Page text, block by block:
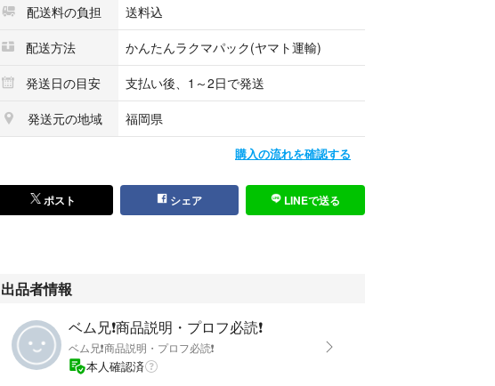
感と、肌のぬくもりが混ざったセンシュアルな余韻を残します。
本国アメリカを含め、公式ストアでは生産終了（廃盤）となっていま
の切り替えのサイクルが非常に早いことで知られています。数年ごと
に主力香水ラインの入れ替えが行われるため、この「LOVE」もその
オードパルファム
内容量50mlほぼ満量
ノズル確認のためワンプッシュ
二次流通品
美品
配送料の負担
送料込
配送方法
かんたんラクマパック(ヤマト運輸)
発送日の目安
支払い後、1～2日で発送
発送元の地域
福岡県
購入の流れを確認する
ポスト シェア LINEで送る
出品者情報
ベム兄❗商品説明・プロフ必読❗
ベム兄❗商品説明・プロフ必読❗
本人確認済